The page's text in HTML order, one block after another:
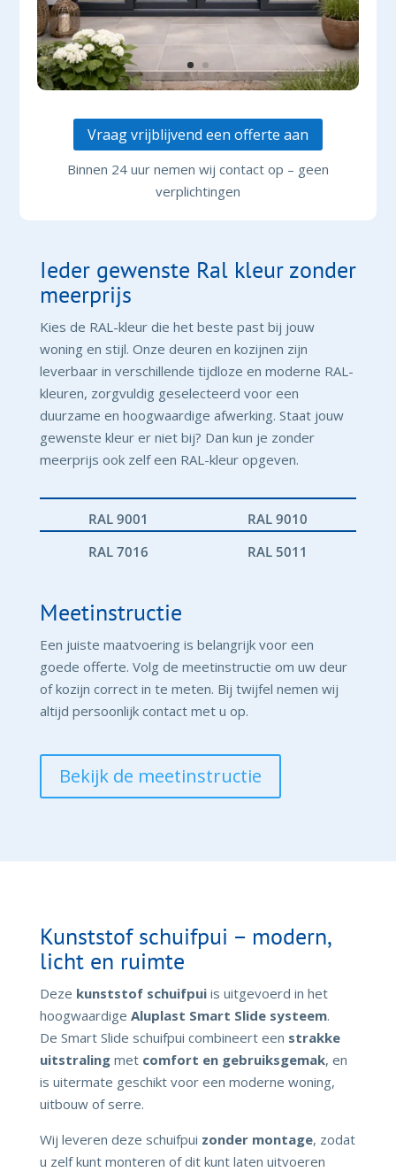
Vraag vrijblijvend een offerte aan
Binnen 24 uur nemen wij contact op – geen
verplichtingen
Ieder gewenste Ral kleur zonder
meerprijs
Kies de RAL-kleur die het beste past bij jouw
woning en stijl. Onze deuren en kozijnen zijn
leverbaar in verschillende tijdloze en moderne RAL-
kleuren, zorgvuldig geselecteerd voor een
duurzame en hoogwaardige afwerking. Staat jouw
gewenste kleur er niet bij? Dan kun je zonder
meerprijs ook zelf een RAL-kleur opgeven.
RAL 9001
RAL 9010
RAL 7016
RAL 5011
Meetinstructie
Een juiste maatvoering is belangrijk voor een
goede offerte. Volg de meetinstructie om uw deur
of kozijn correct in te meten. Bij twijfel nemen wij
altijd persoonlijk contact met u op.
Bekijk de meetinstructie
Kunststof schuifpui – modern,
licht en ruimte
Deze kunststof schuifpuiis uitgevoerd in het
hoogwaardige Aluplast Smart Slide systeem.
De Smart Slide schuifpui combineert een strakke
uitstralingmet comfort en gebruiksgemak, en
is uitermate geschikt voor een moderne woning,
uitbouw of serre.
Wij leveren deze schuifpui zonder montage, zodat
u zelf kunt monteren of dit kunt laten uitvoeren